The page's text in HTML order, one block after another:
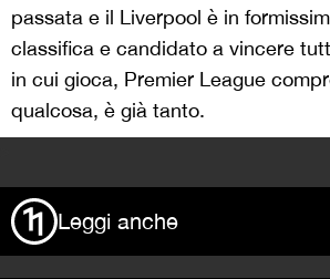
passata e il Liverpool è in
classifica e candidato a vincere
in cui gioca, Premier League
qualcosa, è già tanto.
Leggi anche